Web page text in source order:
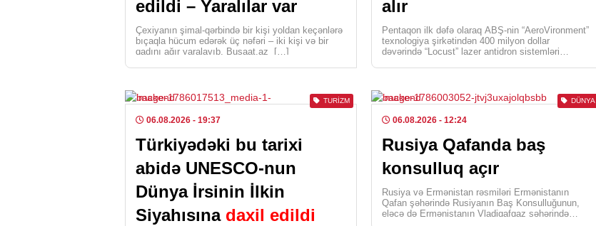
edildi – Yaralılar var
Çexiyanın şimal-qərbində bir kişi yoldan keçənlərə
bıçaqla hücum edərək üç nəfəri – iki kişi və bir
qadını ağır yaralayıb. Busaat.az […]
alır
Pentaqon ilk dəfə olaraq ABŞ-nin “AeroVironment”
texnologiya şirkətindən 400 milyon dollar
dəyərində “Locust” lazer antidron sistemləri
TURIZM
06.08.2026 - 19:37
Türkiyədəki bu tarixi
abidə UNESCO-nun
Dünya İrsinin İlkin
Siyahısına daxil edildi
DÜNYA
06.08.2026- 12:24
Rusiya Qafanda baş
konsulluq açır
Rusiya və Ermənistan rəsmiləri Ermənistanın
Qafan şəhərində Rusiyanın Baş Konsulluğunun,
eləcə də Ermənistanın Vladiqafqaz şəhərində